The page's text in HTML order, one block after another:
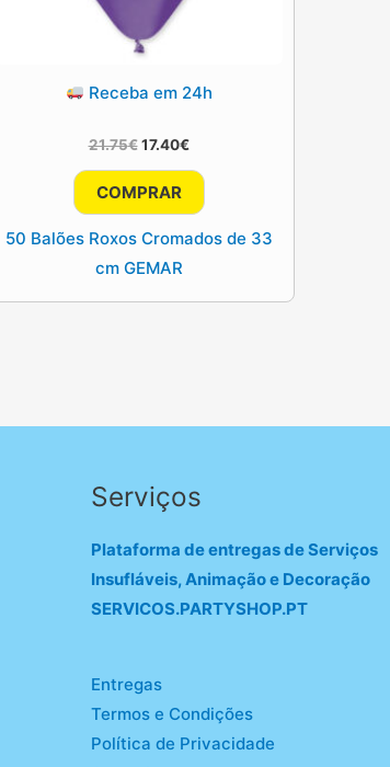
Receba em 24h
21.75€ O
era:
21.75€.
17.40€O
atual
17.40€.
COMPRAR
50 Balões Roxos Cromados de 33
cm GEMAR
Serviços
Plataforma de entregas de Serviços
Insufláveis, Animação e Decoração
SERVICOS.PARTYSHOP.PT
Entregas
Termos e Condições
Política de Privacidade